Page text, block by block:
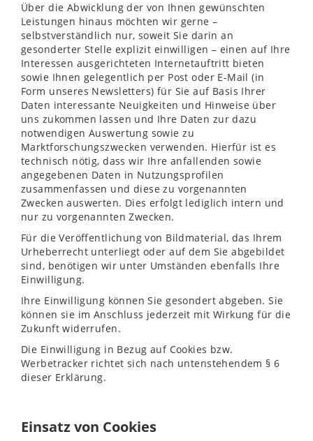
Über die Abwicklung der von Ihnen gewünschten
Leistungen hinaus möchten wir gerne –
selbstverständlich nur, soweit Sie darin an
gesonderter Stelle explizit einwilligen – einen auf Ihre
Interessen ausgerichteten Internetauftritt bieten
sowie Ihnen gelegentlich per Post oder E-Mail (in
Form unseres Newsletters) für Sie auf Basis Ihrer
Daten interessante Neuigkeiten und Hinweise über
uns zukommen lassen und Ihre Daten zur dazu
notwendigen Auswertung sowie zu
Marktforschungszwecken verwenden. Hierfür ist es
technisch nötig, dass wir Ihre anfallenden sowie
angegebenen Daten in Nutzungsprofilen
zusammenfassen und diese zu vorgenannten
Zwecken auswerten. Dies erfolgt lediglich intern und
nur zu vorgenannten Zwecken.
Für die Veröffentlichung von Bildmaterial, das Ihrem
Urheberrecht unterliegt oder auf dem Sie abgebildet
sind, benötigen wir unter Umständen ebenfalls Ihre
Einwilligung.
Ihre Einwilligung können Sie gesondert abgeben. Sie
können sie im Anschluss jederzeit mit Wirkung für die
Zukunft widerrufen.
Die Einwilligung in Bezug auf Cookies bzw.
Werbetracker richtet sich nach untenstehendem § 6
dieser Erklärung.
Einsatz von Cookies